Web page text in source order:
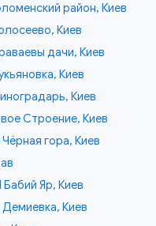
район, Киев
Киев
дачи, Киев
Киев
Киев
Строение, Киев
гора, Киев
Яр, Киев
Киев